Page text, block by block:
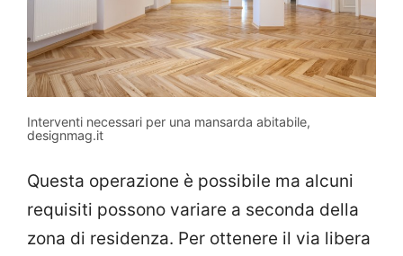
Interventi necessari per una mansarda abitabile,
designmag.it
Questa operazione è possibile ma alcuni
requisiti possono variare a seconda della
zona di residenza. Per ottenere il via libera